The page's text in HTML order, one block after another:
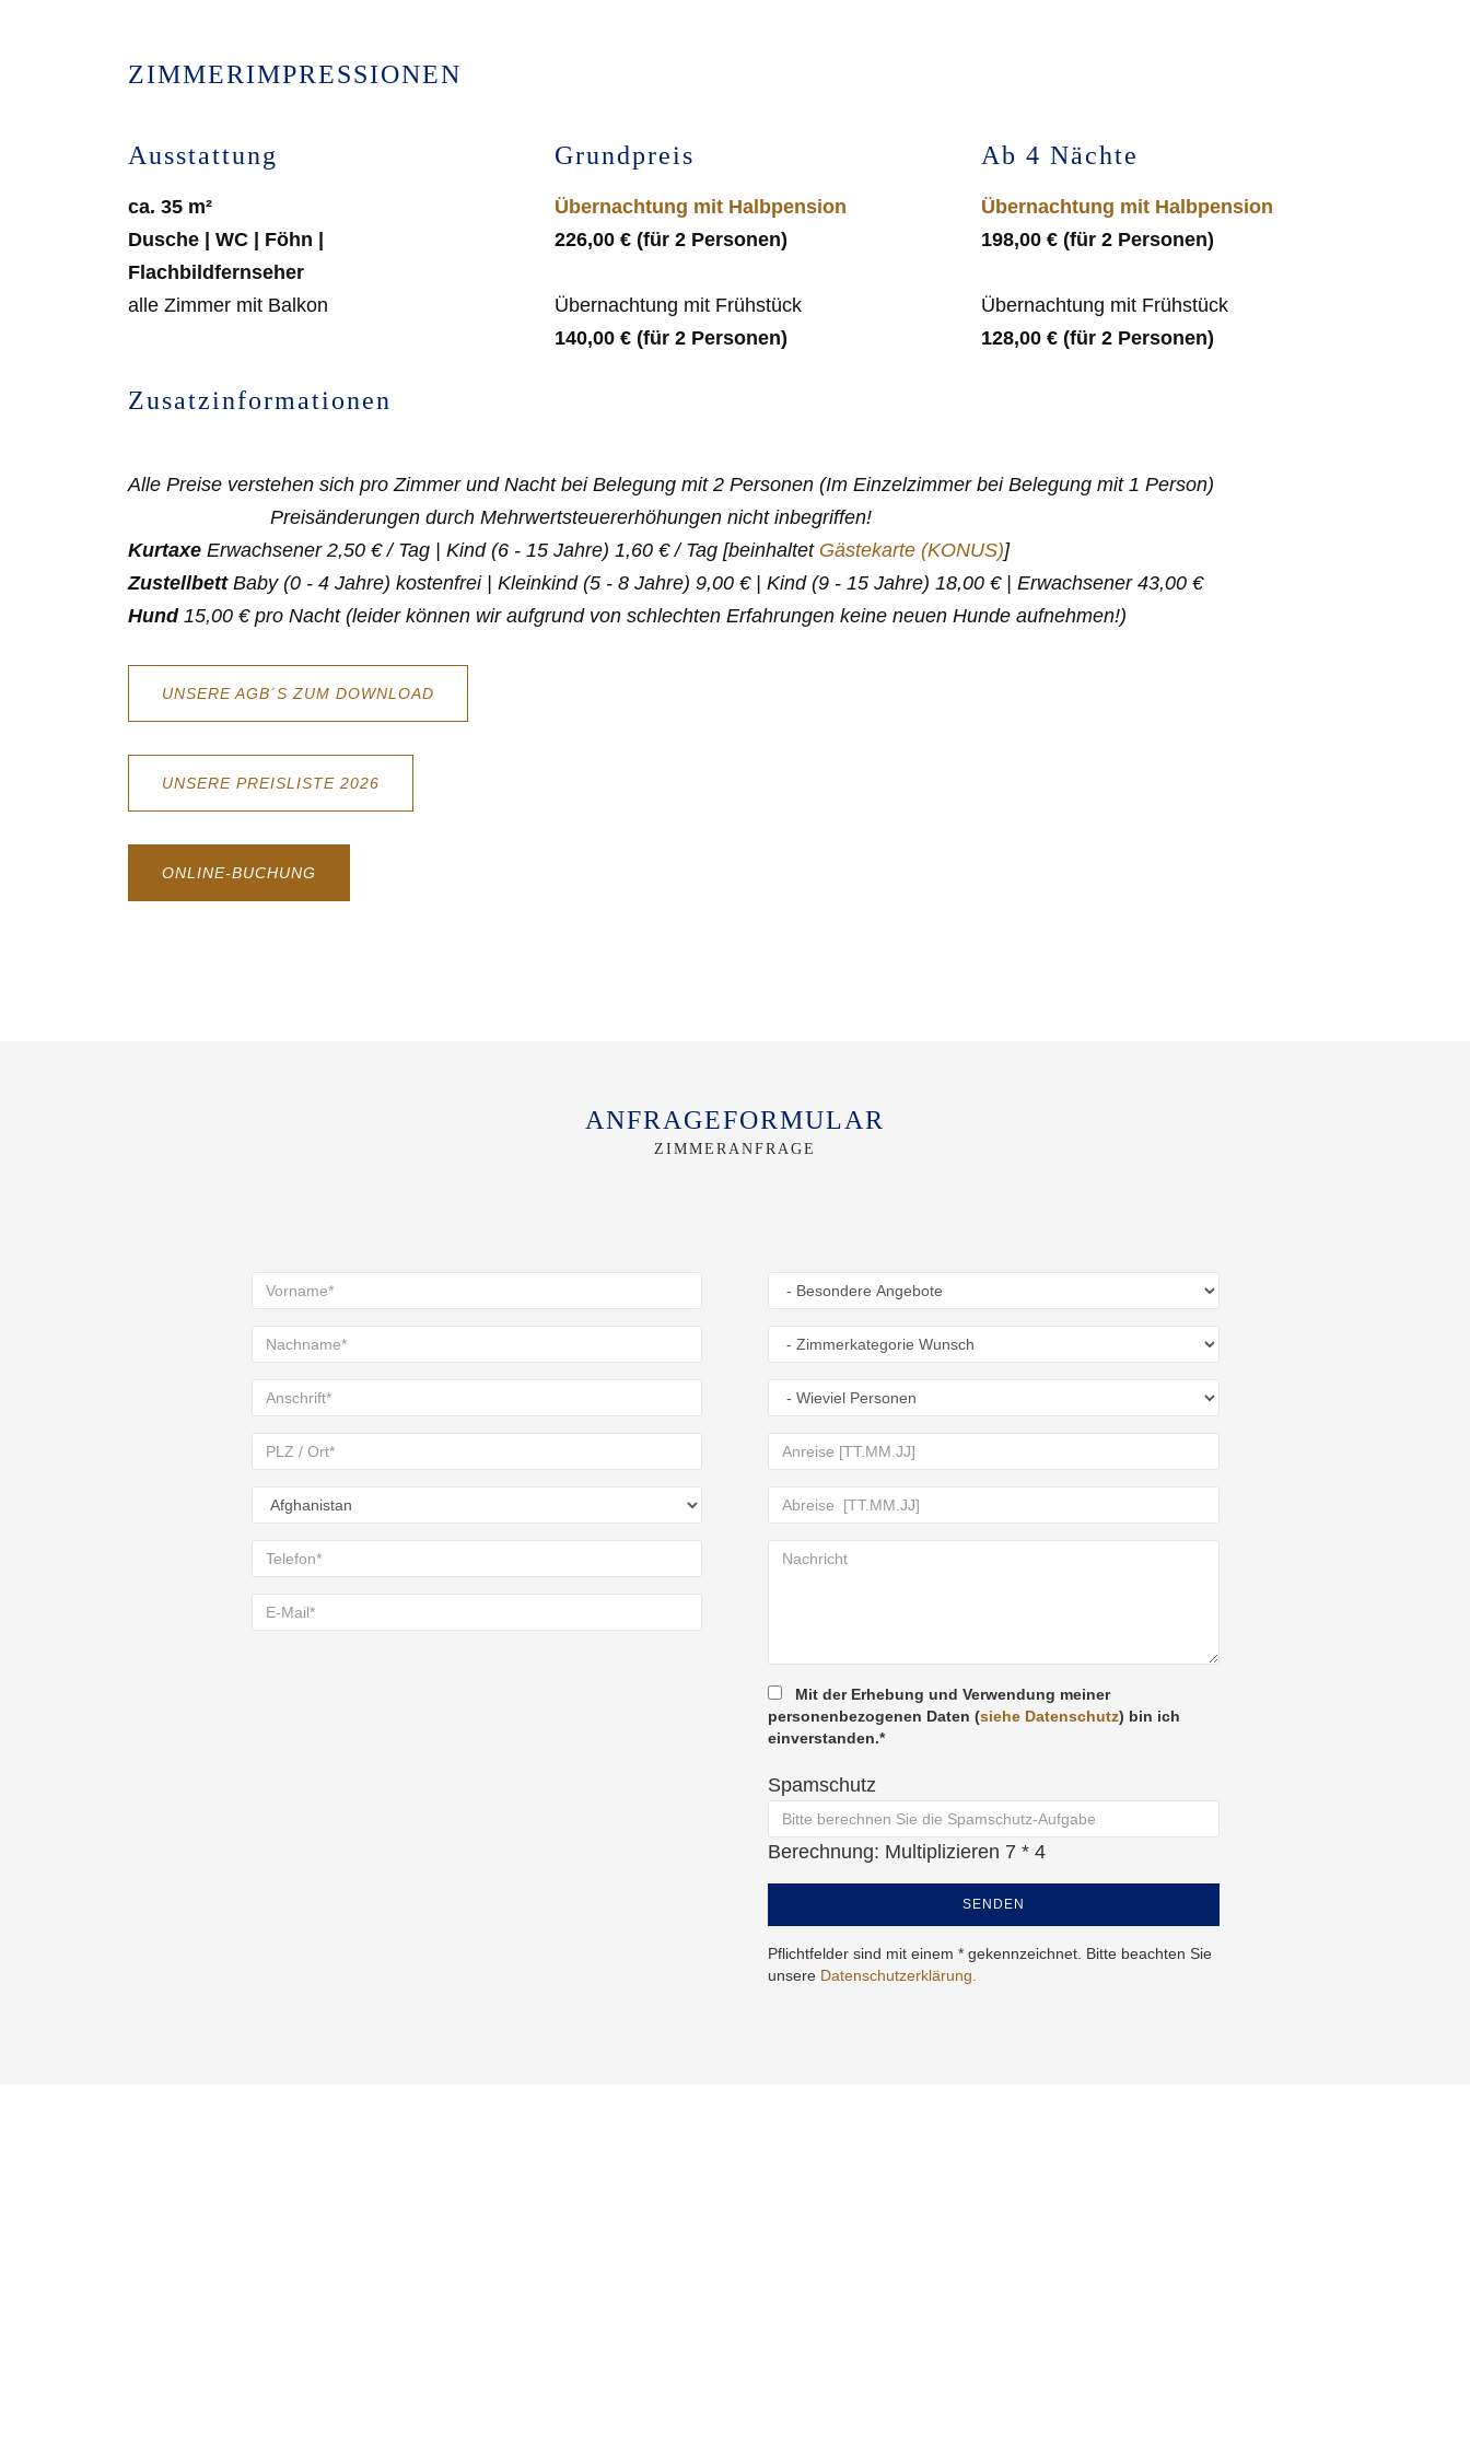
ZIMMERIMPRESSIONEN
Ausstattung
ca. 35 m²
Dusche | WC | Föhn |
Flachbildfernseher
alle Zimmer mit Balkon
Grundpreis
Übernachtung mit Halbpension
226,00 € (für 2 Personen)
Übernachtung mit Frühstück
140,00 € (für 2 Personen)
Ab 4 Nächte
Übernachtung mit Halbpension
198,00 € (für 2 Personen)
Übernachtung mit Frühstück
128,00 € (für 2 Personen)
Zusatzinformationen
Alle Preise verstehen sich pro Zimmer und Nacht bei Belegung mit 2 Personen (Im Einzelzimmer bei Belegung mit 1 Person)
Preisänderungen durch Mehrwertsteuererhöhungen nicht inbegriffen!
Kurtaxe Erwachsener 2,50 € / Tag | Kind (6 - 15 Jahre) 1,60 € / Tag [beinhaltet Gästekarte (KONUS)]
Zustellbett Baby (0 - 4 Jahre) kostenfrei | Kleinkind (5 - 8 Jahre) 9,00 € | Kind (9 - 15 Jahre) 18,00 € | Erwachsener 43,00 €
Hund15,00 € pro Nacht (leider können wir aufgrund von schlechten Erfahrungen keine neuen Hunde aufnehmen!)
UNSERE AGB´S ZUM DOWNLOAD
UNSERE PREISLISTE 2026
ONLINE-BUCHUNG
ANFRAGEFORMULAR
ZIMMERANFRAGE
Mit der Erhebung und Verwendung meiner
personenbezogenen Daten (siehe Datenschutz) bin ich
einverstanden.*
Spamschutz
Berechnung: Multiplizieren 7 * 4
SENDEN
Pflichtfelder sind mit einem * gekennzeichnet. Bitte beachten Sie
unsere Datenschutzerklärung.